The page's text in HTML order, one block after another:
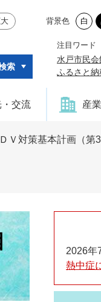
背景色 白
索
注目ワード
水戸市民会
ふるさと納
交流 産
Ｖ対策基本計画（第
2026年
熱中症